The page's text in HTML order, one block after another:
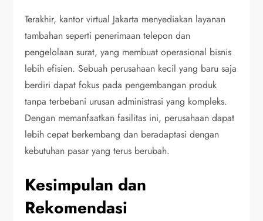
Terakhir, kantor virtual Jakarta menyediakan layanan
tambahan seperti penerimaan telepon dan
pengelolaan surat, yang membuat operasional bisnis
lebih efisien. Sebuah perusahaan kecil yang baru saja
berdiri dapat fokus pada pengembangan produk
tanpa terbebani urusan administrasi yang kompleks.
Dengan memanfaatkan fasilitas ini, perusahaan dapat
lebih cepat berkembang dan beradaptasi dengan
kebutuhan pasar yang terus berubah.
Kesimpulan dan
Rekomendasi